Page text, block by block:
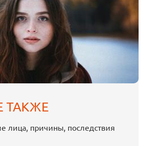
ТАКЖЕ
лица, причины, последствия